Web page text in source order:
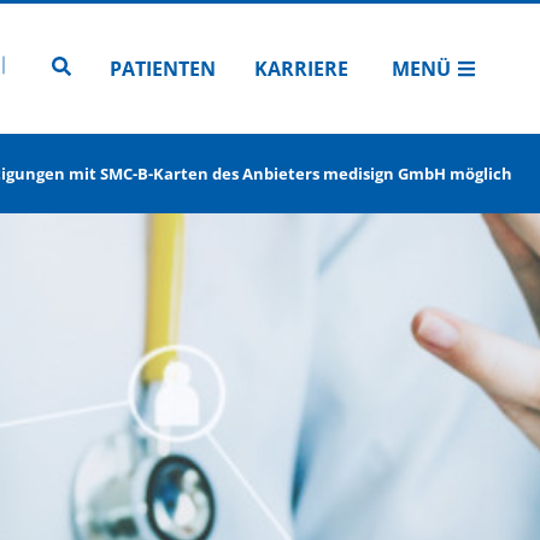
Zur Seitensuche
PATIENTEN KARRIERE MENÜ
mit SMC-B-Karten des Anbieters medisign GmbH möglich